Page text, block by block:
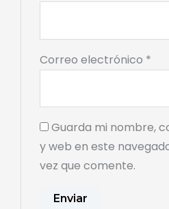
Correo electrónico *
Guarda mi nombre,
y web en este
vez que comente.